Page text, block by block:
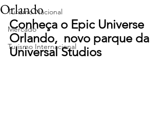
Turismo Nacional
Mercado
Turismo Internacional
Orlando
Conheça o Epic Universe
Orlando,  novo parque da
Universal Studios